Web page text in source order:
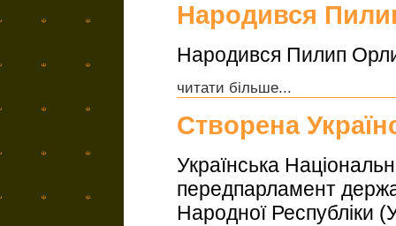
Народився
Народився Пилип
читати більше...
Створена
Українська
передпарламент
Народної Республіки